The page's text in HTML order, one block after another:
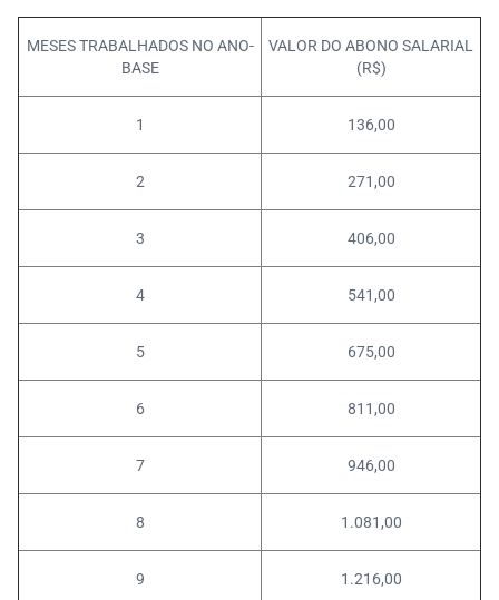
MESES TRABALHADOS NO ANO-
BASE
VALOR DO ABONO SALARIAL
(R$)
1 136,00
2 271,00
3 406,00
4 541,00
5 675,00
6 811,00
7 946,00
8 1.081,00
9 1.216,00